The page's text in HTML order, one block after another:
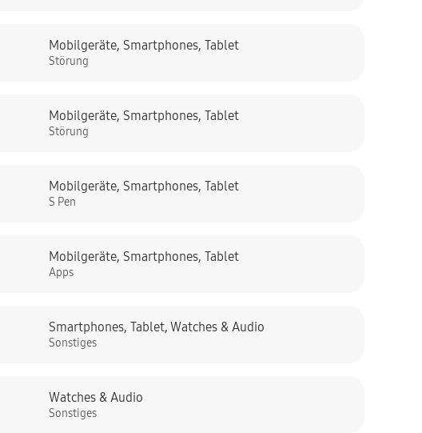
Mobilgeräte,Smartphones,Tablet
Störung
Mobilgeräte,Smartphones,Tablet
Störung
Mobilgeräte,Smartphones,Tablet
S Pen
Mobilgeräte,Smartphones,Tablet
Apps
Smartphones,Tablet,Watches & Audio
Sonstiges
Watches & Audio
Sonstiges